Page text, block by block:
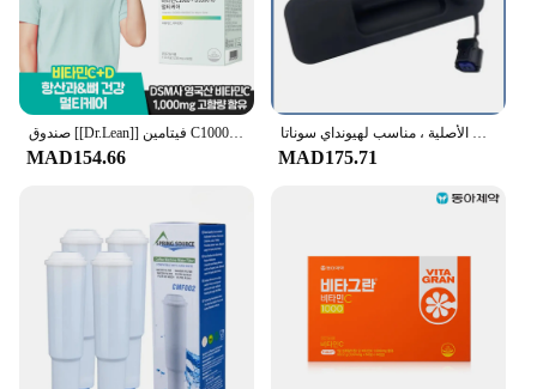
صندوق [[Dr.Lean]] فيتامين C1000 + D1000 IU متعدد العناية x 1
MAD154.66
مقبض قفل بغطاء جذع من شركة تصنيع المعدات الأصلية ، مناسب لهيونداي سوناتا LF من من من من من ، من 81260C1000 C1000 81260-C1000
MAD175.71